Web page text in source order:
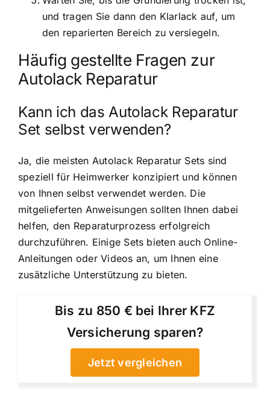
und tragen Sie dann den Klarlack auf, um
den reparierten Bereich zu versiegeln.
Häufig gestellte Fragen zur
Autolack Reparatur
Kann ich das Autolack Reparatur
Set selbst verwenden?
Ja, die meisten Autolack Reparatur Sets sind
speziell für Heimwerker konzipiert und können
von Ihnen selbst verwendet werden. Die
mitgelieferten Anweisungen sollten Ihnen dabei
helfen, den Reparaturprozess erfolgreich
durchzuführen. Einige Sets bieten auch Online-
Anleitungen oder Videos an, um Ihnen eine
zusätzliche Unterstützung zu bieten.
Bis zu 850 € bei Ihrer KFZ
Versicherung sparen?
Jetzt vergleichen